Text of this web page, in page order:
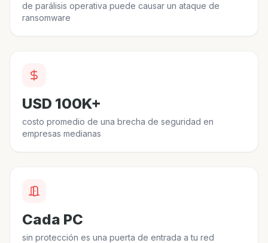
de parálisis operativa puede causar un ataque de
ransomware
USD 100K+
costo promedio de una brecha de seguridad en
empresas medianas
Cada PC
sin protección es una puerta de entrada a tu red